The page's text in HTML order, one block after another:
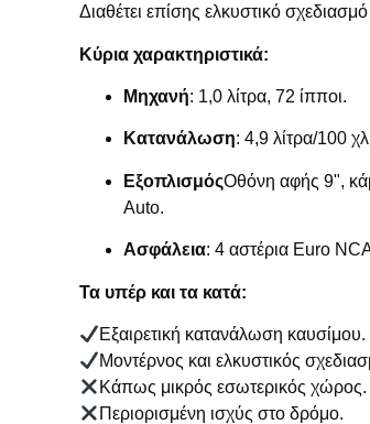
Διαθέτει επίσης ελκυστικό
Κύρια χαρακτηριστικά:
Μηχανή: 1,0 λίτρα, 72 ίπποι.
Κατανάλωση: 4,9 λίτρα/100
ΕξοπλισμόςΟθόνη αφής 9",
Auto.
Ασφάλεια: 4 αστέρια Euro
Τα υπέρ και τα κατά:
Εξαιρετική κατανάλωση καυσίμου.
Μοντέρνος και ελκυστικός
Κάπως μικρός εσωτερικός χώρος.
Περιορισμένη ισχύς στο δρόμο.